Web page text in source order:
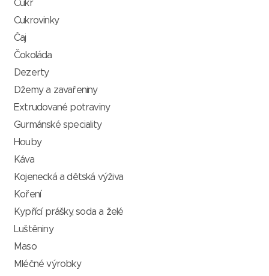
Cukr
Cukrovinky
Čaj
Čokoláda
Dezerty
Džemy a zavařeniny
Extrudované potraviny
Gurmánské speciality
Houby
Káva
Kojenecká a dětská výživa
Koření
Kypřící prášky, soda a želé
Luštěniny
Maso
Mléčné výrobky